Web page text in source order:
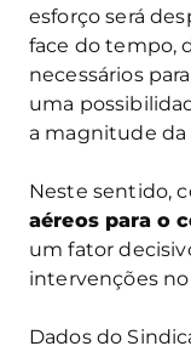
esforço será
face do tempo,
necessários
uma
a magnitude da
Neste sentido,
aéreos para o
um fator
intervenções
Dados do